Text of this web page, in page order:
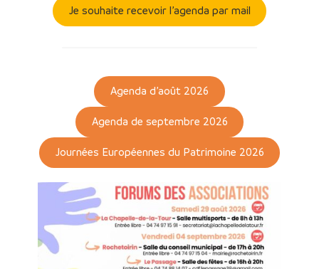
Je souhaite recevoir l’agenda par mail
Agenda d’août 2026
Agenda de septembre 2026
Journées Européennes du Patrimoine 2026